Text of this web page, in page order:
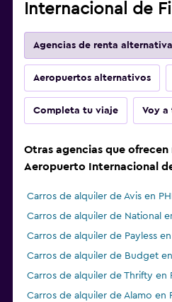
Internacional de
Agencias de renta
Aeropuertos alternativos
Completa tu viaje Voy a
Otras agencias que
Aeropuerto Internacional
Carros de alquiler de Avis en
Carros de alquiler de National
Carros de alquiler de Payless en
Carros de alquiler de Budget
Carros de alquiler de Thrifty en
Carros de alquiler de Alamo en